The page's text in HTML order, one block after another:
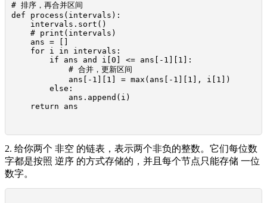
# 排序，再合并区间
def process(intervals):
    intervals.sort()
    # print(intervals)
    ans = []
    for i in intervals:
        if ans and i[0] <= ans[-1][1]:
            # 合并，更新区间
            ans[-1][1] = max(ans[-1][1], i[1])
        else:
            ans.append(i)
    return ans
2. 给你两个 非空 的链表，表示两个非负的整数。它们每位数
字都是按照 逆序 的方式存储的，并且每个节点只能存储 一位
数字。